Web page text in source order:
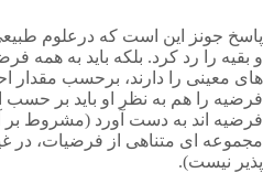
پاسخ جونز این است که درعلوم
و بقیه را رد کرد. بلکه باید به همه
های معینی را دارند، برحسب مقدار
فرضیه را هم به نظر او باید بر
فرضیه اند به دست آورد (مشروط بر
مجموعه ای متناهی از فرضیات، در
پذیر نیست).